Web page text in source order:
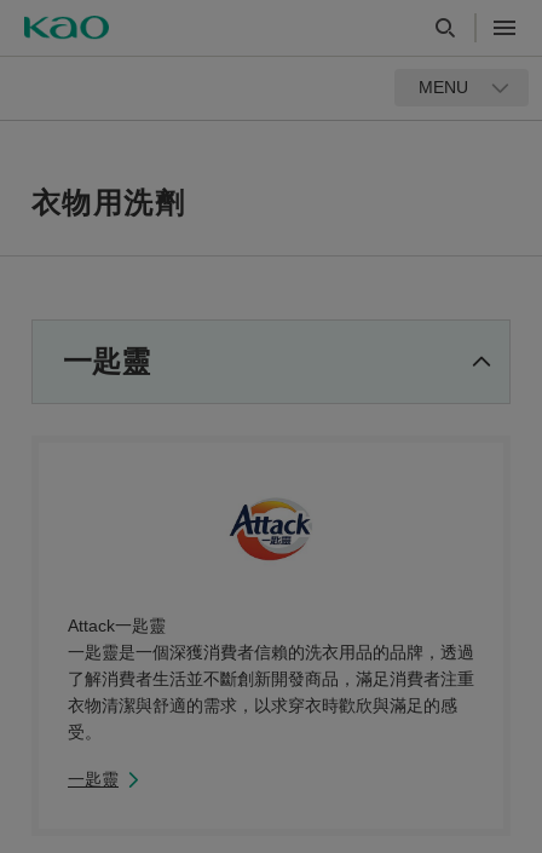
MENU
衣物用洗劑
一匙靈
Attack一匙靈
一匙靈是一個深獲消費者信賴的洗衣用品的品牌，透過
了解消費者生活並不斷創新開發商品，滿足消費者注重
衣物清潔與舒適的需求，以求穿衣時歡欣與滿足的感
受。
一匙靈